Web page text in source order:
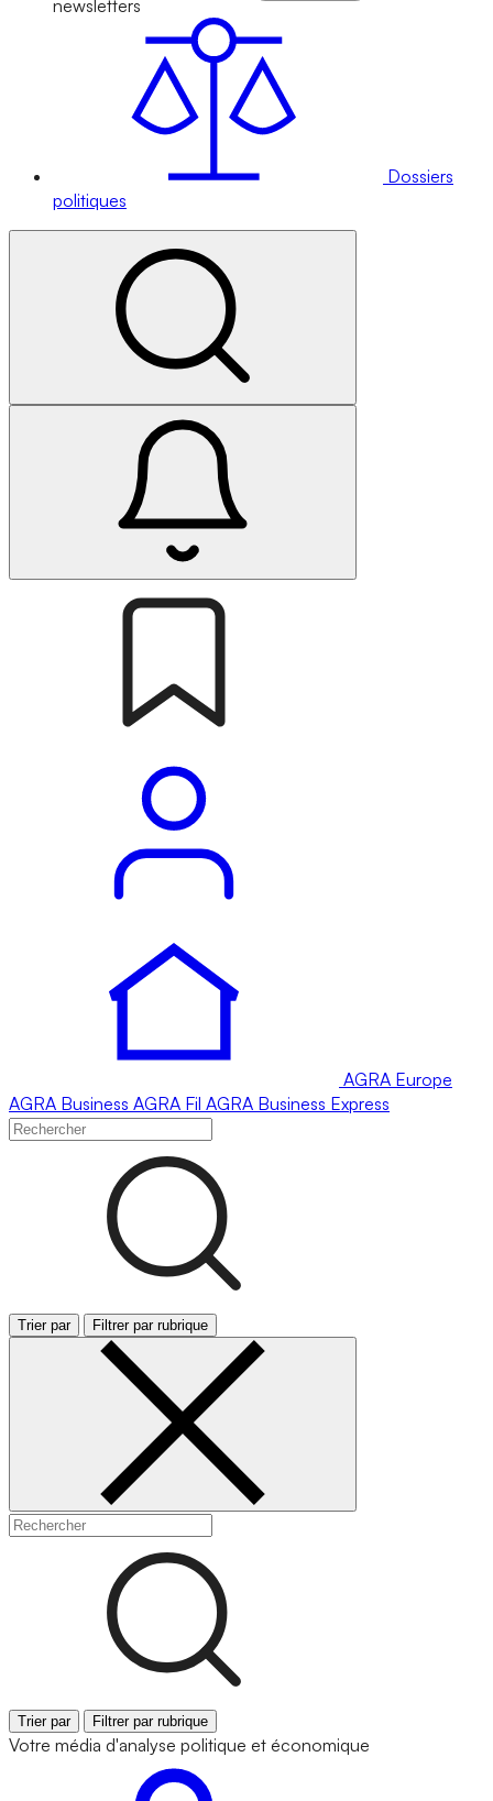
newsletters
Dossiers
politiques
AGRA Europe
AGRA Business AGRA Fil AGRA Business Express
Trier par Filtrer par rubrique
Trier par Filtrer par rubrique
Votre média d'analyse politique et économique